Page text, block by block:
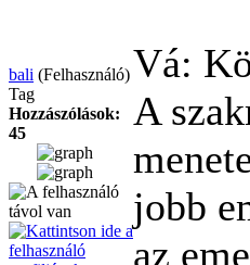
bali (Felhasználó)
Tag
Hozzászólások:
45
Vá:
A
jobb
az